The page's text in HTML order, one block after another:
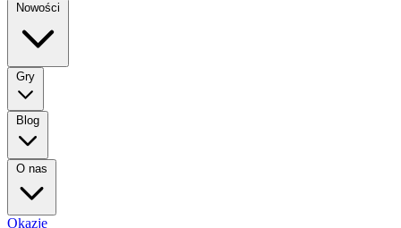
Nowości
Gry
Blog
O nas
Okazje